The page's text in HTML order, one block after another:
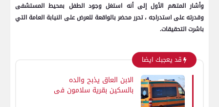
وأشار المتهم الأول إلى أنه استغل وجود الطفل بمحيط المستشفى
وقدرته على استدراجه ، تحرر محضر بالواقعة للعرض على النيابة العامة التي
باشرت التحقيقات.
قد يعجبك ايضا
الابن العاق يذبح والده
بالسكين بقرية سلامون فى